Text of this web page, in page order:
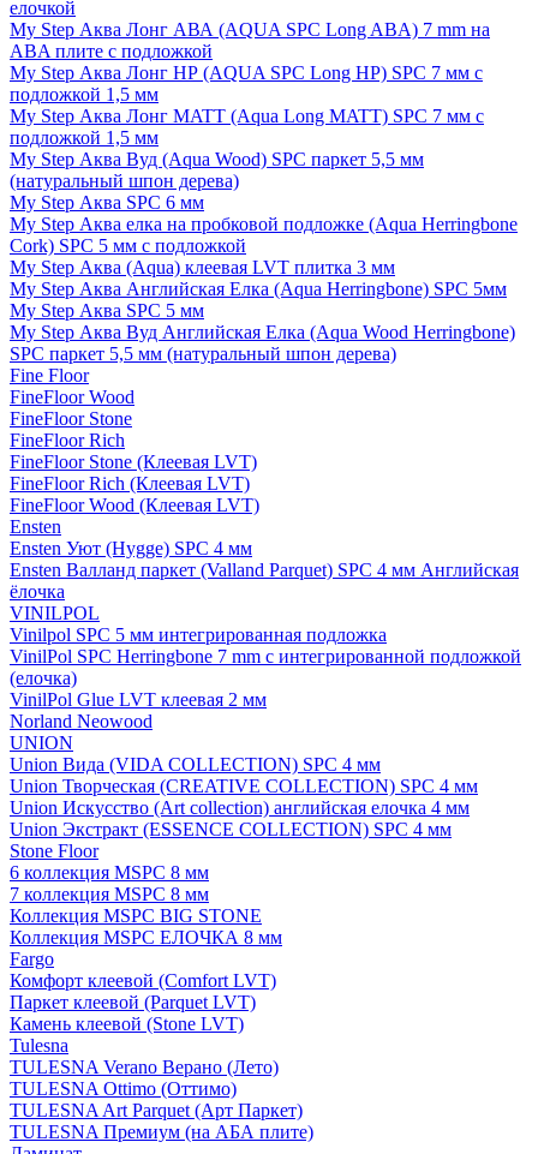
елочкой
My Step Аква Лонг АВА (AQUA SPC Long ABA) 7 mm на
ABA плите с подложкой
My Step Аква Лонг НР (AQUA SPC Long HP) SPC 7 мм с
подложкой 1,5 мм
My Step Аква Лонг MATT (Aqua Long MATT) SPC 7 мм с
подложкой 1,5 мм
My Step Аква Вуд (Aqua Wood) SPC паркет 5,5 мм
(натуральный шпон дерева)
My Step Аква SPC 6 мм
My Step Аква елка на пробковой подложке (Aqua Herringbone
Cork) SPC 5 мм с подложкой
My Step Аква (Aqua) клеевая LVT плитка 3 мм
My Step Аква Английская Елка (Aqua Herringbone) SPC 5мм
My Step Аква SPC 5 мм
My Step Аква Вуд Английская Елка (Aqua Wood Herringbone)
SPC паркет 5,5 мм (натуральный шпон дерева)
Fine Floor
FineFloor Wood
FineFloor Stone
FineFloor Rich
FineFloor Stone (Клеевая LVT)
FineFloor Rich (Клеевая LVT)
FineFloor Wood (Клеевая LVT)
Ensten
Ensten Уют (Hygge) SPC 4 мм
Ensten Валланд паркет (Valland Parquet) SPC 4 мм Английская
ёлочка
VINILPOL
Vinilpol SPC 5 мм интегрированная подложка
VinilPol SPC Herringbone 7 mm с интегрированной подложкой
(елочка)
VinilPol Glue LVT клеевая 2 мм
Norland Neowood
UNION
Union Вида (VIDA COLLECTION) SPC 4 мм
Union Творческая (CREATIVE COLLECTION) SPC 4 мм
Union Искусство (Art collection) английская елочка 4 мм
Union Экстракт (ESSENCE COLLECTION) SPC 4 мм
Stone Floor
6 коллекция MSPC 8 мм
7 коллекция MSPC 8 мм
Коллекция MSPC BIG STONE
Коллекция MSPC ЕЛОЧКА 8 мм
Fargo
Комфорт клеевой (Comfort LVT)
Паркет клеевой (Parquet LVT)
Камень клеевой (Stone LVT)
Tulesna
TULESNA Verano Верано (Лето)
TULESNA Ottimo (Оттимо)
TULESNA Art Parquet (Арт Паркет)
TULESNA Премиум (на АБА плите)